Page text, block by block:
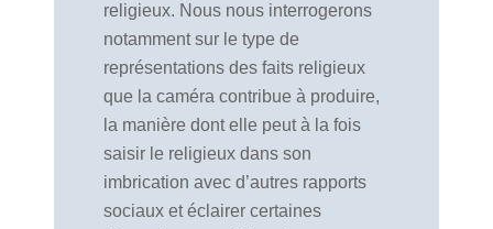
religieux. Nous nous interrogerons
notamment sur le type de
représentations des faits religieux
que la caméra contribue à produire,
la manière dont elle peut à la fois
saisir le religieux dans son
imbrication avec d’autres rapports
sociaux et éclairer certaines